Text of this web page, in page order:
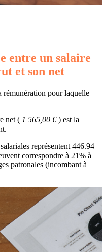
entre un salaire
et son net
rémunération pour laquelle
net ( 1 565,00 €) est la
représentent 446.94
correspondre à 21% à
patronales (incombant à